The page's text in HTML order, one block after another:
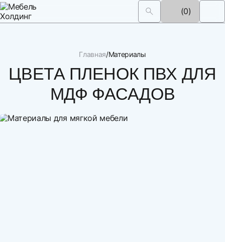
(0)
Главная Материалы
ЦВЕТА ПЛЕНОК ПВХ ДЛЯ
МДФ ФАСАДОВ